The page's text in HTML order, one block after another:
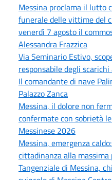
Messina proclama il lutto
funerale delle vittime del
venerdì 7 agosto il
Alessandra Frazzica
Via Seminario Estivo,
responsabile degli
Il comandante di nave
Palazzo Zanca
Messina, il dolore non
confermate con sobrietà
Messinese 2026
Messina, emergenza
cittadinanza alla massima
Tangenziale di Messina,